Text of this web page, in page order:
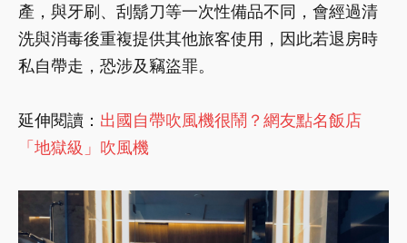
產，與牙刷、刮鬍刀等一次性備品不同，會經過清
洗與消毒後重複提供其他旅客使用，因此若退房時
私自帶走，恐涉及竊盜罪。
延伸閱讀： 出國自帶吹風機很鬧？網友點名飯店
「地獄級」吹風機